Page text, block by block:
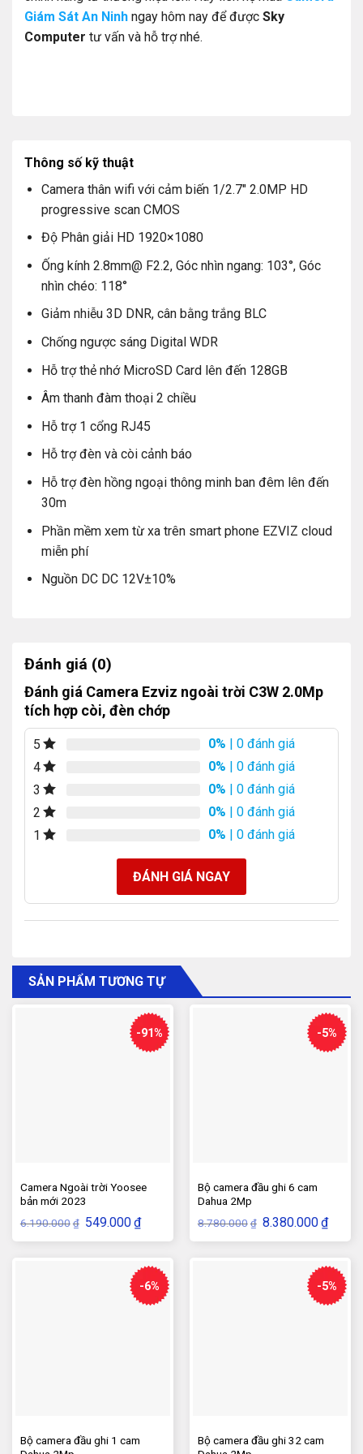
Giám Sát An Ninh ngay hôm nay để được Sky
Computer tư vấn và hỗ trợ nhé.
Thông số kỹ thuật
Camera thân wifi với cảm biến 1/2.7″ 2.0MP HD
progressive scan CMOS
Độ Phân giải HD 1920×1080
Ống kính 2.8mm@ F2.2, Góc nhìn ngang: 103°, Góc
nhìn chéo: 118°
Giảm nhiễu 3D DNR, cân bằng trắng BLC
Chống ngược sáng Digital WDR
Hỗ trợ thẻ nhớ MicroSD Card lên đến 128GB
Âm thanh đàm thoại 2 chiều
Hỗ trợ 1 cổng RJ45
Hỗ trợ đèn và còi cảnh báo
Hỗ trợ đèn hồng ngoại thông minh ban đêm lên đến
30m
Phần mềm xem từ xa trên smart phone EZVIZ cloud
miễn phí
Nguồn DC DC 12V±10%
Đánh giá (0)
Đánh giá Camera Ezviz ngoài trời C3W 2.0Mp
tích hợp còi, đèn chớp
5 0% | 0 đánh giá
4
0% | 0 đánh giá
3
0% | 0 đánh giá
2
0% | 0 đánh giá
1
0% | 0 đánh giá
ĐÁNH GIÁ NGAY
SẢN PHẨM TƯƠNG TỰ
-91%
Camera Ngoài trời Yoosee
bản mới 2023
6.190.000 ₫ Giá
gốc
là:
549.000₫Giá
hiện
tại
549.000₫.
-5%
Bộ camera đầu ghi 6 cam
Dahua 2Mp
8.780.000 ₫ Giá
gốc
là:
8.380.000₫Giá
hiện
tại
-6%
Bộ camera đầu ghi 1 cam
-5%
Bộ camera đầu ghi 32 cam